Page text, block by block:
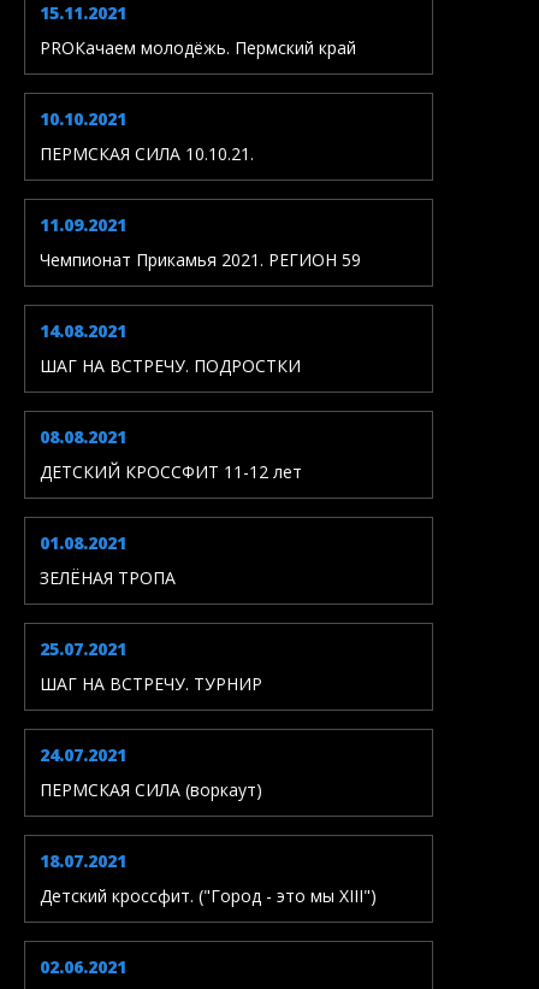
15.11.2021
PROКачаем молодёжь. Пермский край
10.10.2021
ПЕРМСКАЯ СИЛА 10.10.21.
11.09.2021
Чемпионат Прикамья 2021. РЕГИОН 59
14.08.2021
ШАГ НА ВСТРЕЧУ. ПОДРОСТКИ
08.08.2021
ДЕТСКИЙ КРОССФИТ 11-12 лет
01.08.2021
ЗЕЛЁНАЯ ТРОПА
25.07.2021
ШАГ НА ВСТРЕЧУ. ТУРНИР
24.07.2021
ПЕРМСКАЯ СИЛА (воркаут)
18.07.2021
Детский кроссфит. ("Город - это мы XIII")
02.06.2021